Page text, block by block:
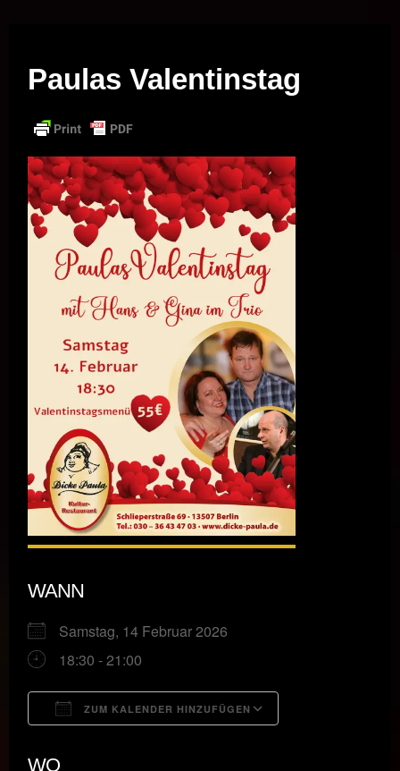
Paulas Valentinstag
WANN
Samstag, 14 Februar 2026
18:30 - 21:00
ZUM KALENDER HINZUFÜGEN
WO